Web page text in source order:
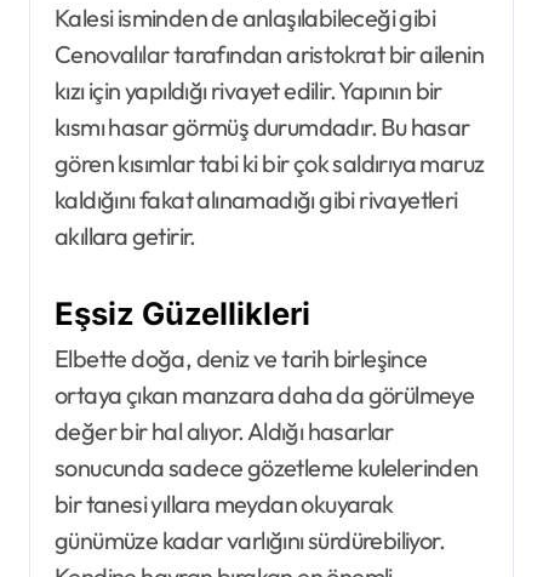
Kalesi isminden de anlaşılabileceği gibi
Cenovalılar tarafından aristokrat bir ailenin
kızı için yapıldığı rivayet edilir. Yapının bir
kısmı hasar görmüş durumdadır. Bu hasar
gören kısımlar tabi ki bir çok saldırıya maruz
kaldığını fakat alınamadığı gibi rivayetleri
akıllara getirir.
Eşsiz Güzellikleri
Elbette doğa, deniz ve tarih birleşince
ortaya çıkan manzara daha da görülmeye
değer bir hal alıyor. Aldığı hasarlar
sonucunda sadece gözetleme kulelerinden
bir tanesi yıllara meydan okuyarak
günümüze kadar varlığını sürdürebiliyor.